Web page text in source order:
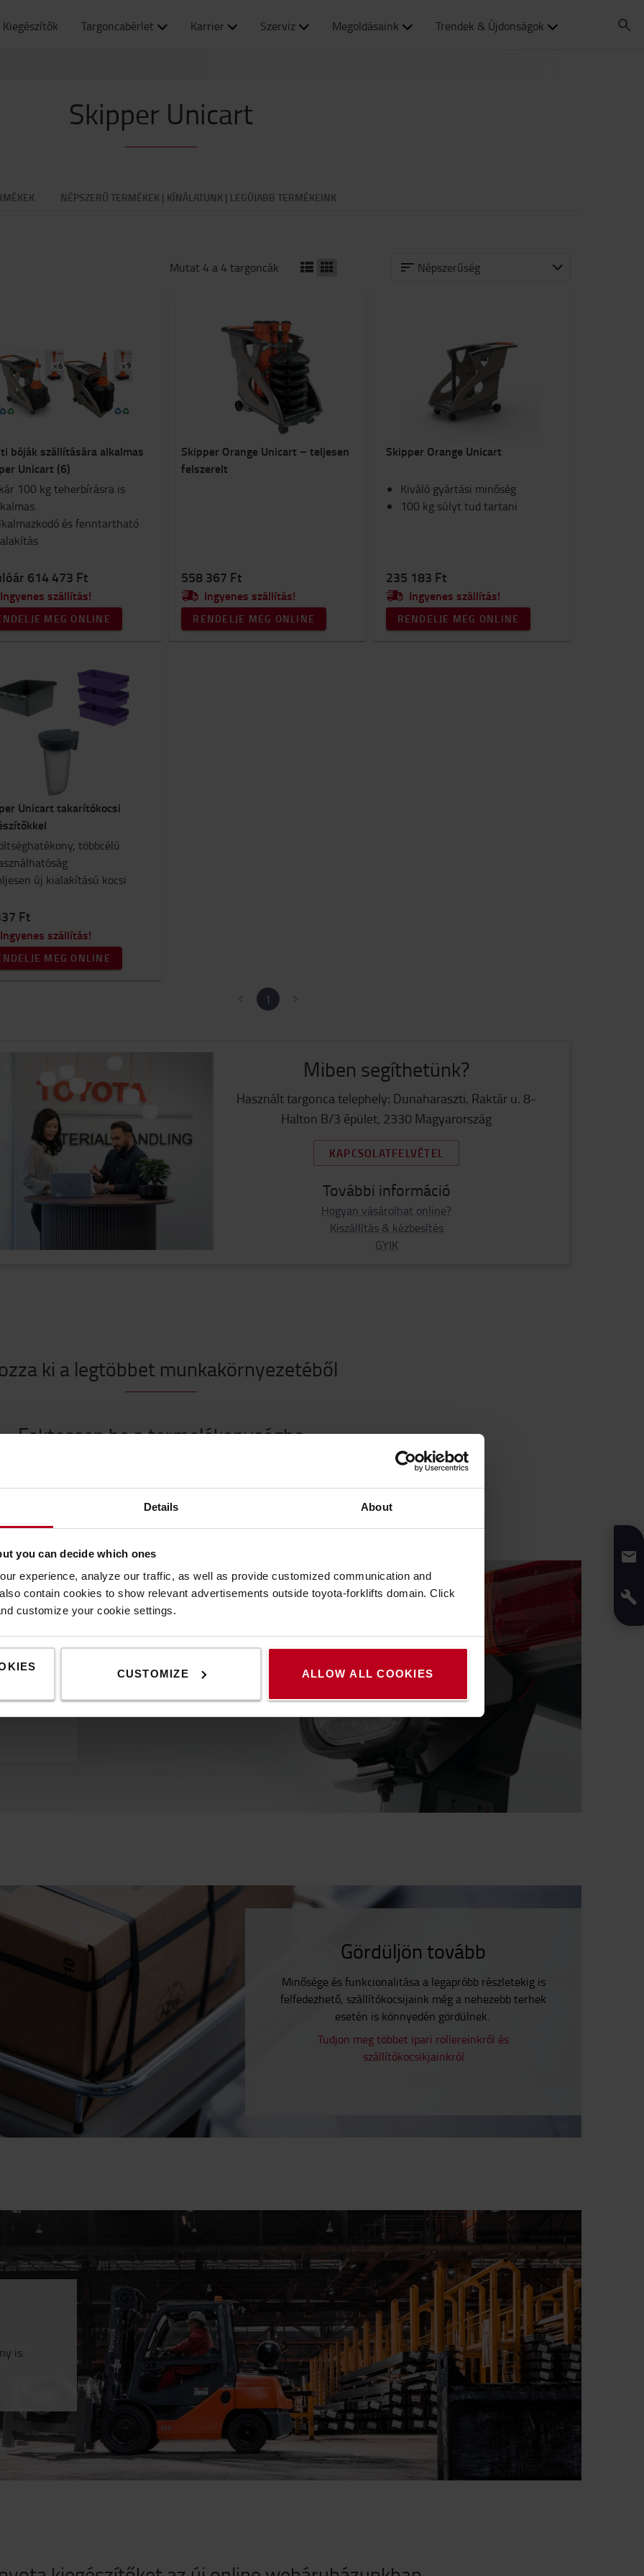
Details About
you can decide which ones
experience, analyze our traffic, as well as provide customized communication and
contain cookies to show relevant advertisements outside toyota-forklifts domain. Click
customize your cookie settings.
CUSTOMIZE ALLOW ALL COOKIES
Kiegészítők Targoncabérlet Karrier Szerviz Megoldásaink Trendek & Újdonságok
Skipper Unicart
NÉPSZERŰ TERMÉKEK | KÍNÁLATUNK | LEGÚJABB TERMÉKEINK
Mutat 4 a 4 targoncák Népszerűség
bóják szállítására alkalmas
Unicart (6)
100 kg teherbírásra is
és fenntartható
614 473 Ft
Ingyenes szállítás!
MEG ONLINE
Skipper Orange Unicart – teljesen
felszerelt
558 367 Ft
Ingyenes szállítás!
RENDELJE MEG ONLINE
Skipper Orange Unicart
Kiváló gyártási minőség
100 kg súlyt tud tartani
235 183 Ft
Ingyenes szállítás!
RENDELJE MEG ONLINE
Unicart takarítókocsi
többcélú
új kialakítású kocsi
Ft
Ingyenes szállítás!
MEG ONLINE
1
Miben segíthetünk?
Használt targonca telephely: Dunaharaszti, Raktár u. 8-
Halton B/3 épület, 2330 Magyarország
KAPCSOLATFELVÉTEL
További információ
Hogyan vásárolhat online?
Kiszállítás & kézbesítés
GYIK
ki a legtöbbet munkakörnyezetéből
Fektessen be a termelékenységbe
Népszerű kiegészítőink
Gördüljön tovább
Minősége és funkcionalitása a legapróbb részletekig is
felfedezhető, szállítókocsijaink még a nehezebb terhek
esetén is könnyedén gördülnek.
Tudjon meg többet ipari rollereinkről és
szállítókocsikjainkról
is.